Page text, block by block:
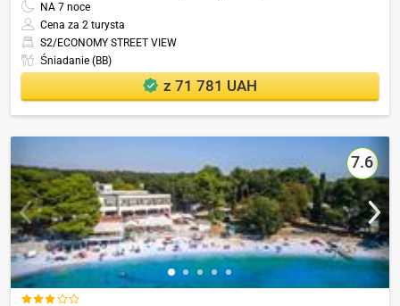
NA 7 noce
Cena za 2 turysta
S2/ECONOMY STREET VIEW
Śniadanie (BB)
z 71 781 UAH
7.6
